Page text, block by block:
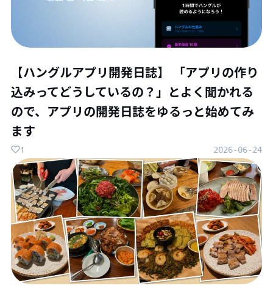
【ハングルアプリ開発日誌】 「アプリの作り
込みってどうしているの？」とよく聞かれる
ので、アプリの開発日誌をゆるっと始めてみ
ます
2026-06-24
1